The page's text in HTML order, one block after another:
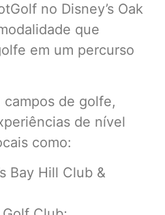
no Disney’s Oak
que
em um percurso
campos de golfe,
de nível
como:
Bay Hill Club &